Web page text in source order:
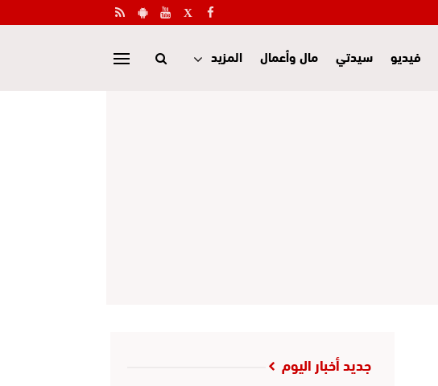
فيديو سيدتي مال وأعمال المزيد
جديد أخبار اليوم